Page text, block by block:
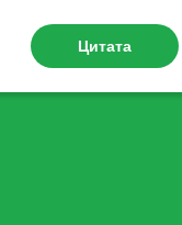
Цитата